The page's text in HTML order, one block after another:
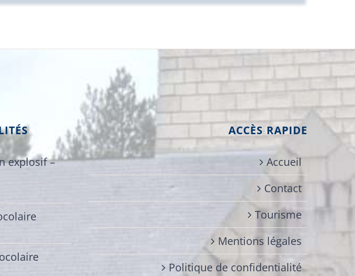
explosif –
ACCÈS RAPIDE
Accueil
Contact
Tourisme
Mentions légales
Politique de confidentialité